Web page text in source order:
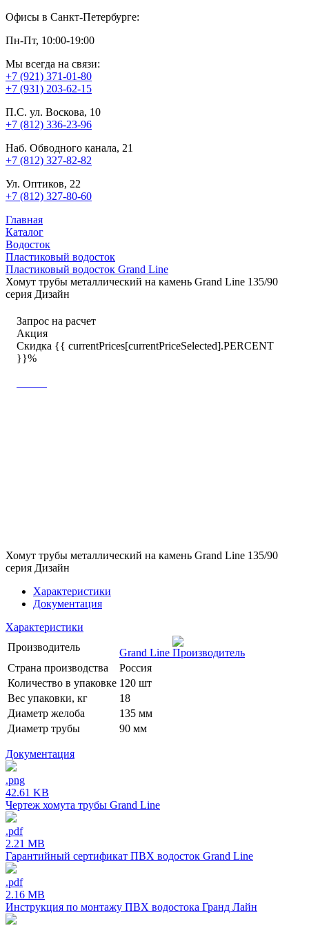
Офисы в Санкт-Петербурге:
Пн-Пт, 10:00-19:00
Мы всегда на связи:
+7 (921) 371-01-80
+7 (931) 203-62-15
П.С. ул. Воскова, 10
+7 (812) 336-23-96
Наб. Обводного канала, 21
+7 (812) 327-82-82
Ул. Оптиков, 22
+7 (812) 327-80-60
Главная
Каталог
Водосток
Пластиковый водосток
Пластиковый водосток Grand Line
Хомут трубы металлический на камень Grand Line 135/90
серия Дизайн
Запрос на расчет
Акция
Скидка {{ currentPrices[currentPriceSelected].PERCENT
}}%
Хомут трубы металлический на камень Grand Line 135/90
серия Дизайн
Характеристики
Документация
Характеристики
Производитель
Grand Line
Страна производства
Россия
Количество в упаковке 120 шт
Вес упаковки, кг
18
Диаметр желоба
135 мм
Диаметр трубы
90 мм
Документация
.png
42.61 KB
Чертеж хомута трубы Grand Line
.pdf
2.21 MB
Гарантийный сертификат ПВХ водосток Grand Line
.pdf
2.16 MB
Инструкция по монтажу ПВХ водостока Гранд Лайн